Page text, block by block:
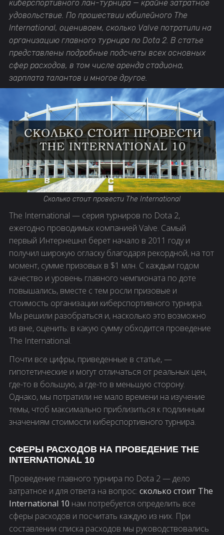
киберспортивного лан-турнира — крайне затратное
удовольствие. По прошествии юбилейного The
International, оцениваем, сколько Valve потратили на
организацию главного турнира по Dota 2. В статье
представлены подробные подсчеты всех основных
сфер расходов, в том числе аренда стадиона,
зарплата талантов и многое другое.
Сколько стоит провести The International
The International — серия турниров по Dota 2,
ежегодно проводимых компанией Valve. Самый
первый Интернешнл берет начало в 2011 году и
получил широкую огласку благодаря рекордной, на тот
момент, сумме призовых в $1 млн. С каждым годом
качество и уровень главного чемпионата по доте
повышались, вместе с тем росли призовые и
стоимость организации киберспортивного турнира.
Мы решили разобраться и, насколько это возможно
из вне, оценить: в какую сумму обходится проведение
The International.
Почти все цифры, приведенные в статье, —
гипотетические и могут отличаться от реальных цен,
где-то в большую, а где-то в меньшую сторону.
Однако, мы потратили не мало времени на изучение
темы, чтоб максимально приблизиться к подлинным
значениям стоимости киберспортивного турнира.
СФЕРЫ РАСХОДОВ НА ПРОВЕДЕНИЕ THE
INTERNATIONAL 10
Проведение главного турнира по Dota 2 — дело
затратное и для ответа на вопрос: сколько стоит The
International 10 нам потребуется определить все
сферы расходов и посчитать каждую из них. При
составлении списка расходов мы руководствовались